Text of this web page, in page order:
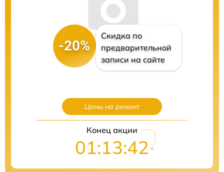
-20%
Скидка по
предварительной
записи на сайте
Цены на ремонт
Конец акции
01:13:41